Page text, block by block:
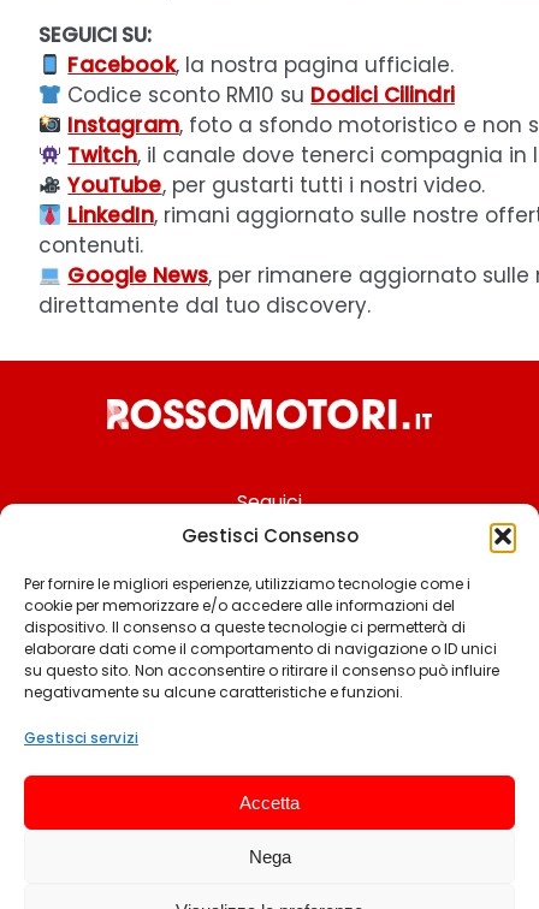
Gestisci Consenso
Per fornire le migliori esperienze, utilizziamo tecnologie come i
cookie per memorizzare e/o accedere alle informazioni del
dispositivo. Il consenso a queste tecnologie ci permetterà di
elaborare dati come il comportamento di navigazione o ID unici
su questo sito. Non acconsentire o ritirare il consenso può influire
negativamente su alcune caratteristiche e funzioni.
Gestisci servizi
Accetta
Nega
SEGUICI SU:
Facebook, la nostra pagina ufficiale.
Codice sconto RM10 su Dodici Cilindri
Instagram, foto a sfondo motoristico e non
Twitch, il canale dove tenerci compagnia in
YouTube, per gustarti tutti i nostri video.
LinkedIn, rimani aggiornato sulle nostre
contenuti.
Google News, per rimanere aggiornato sulle
direttamente dal tuo discovery.
Seguici
Chi siamo
Contattaci
Termini & Condizioni
Privacy policy
© 2025 Rossomotori.it. Tutti i diritti riservati.